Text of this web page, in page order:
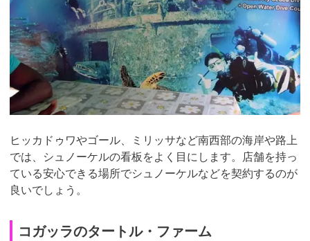
ヒッカドゥワやゴール、ミリッサなど南西部の海岸や路上
では、シュノーケルの看板をよく目にします。店舗を持っ
ている安心できる場所でシュノーケルなどを契約するのが
良いでしょう。
コガッラのタートル・ファーム